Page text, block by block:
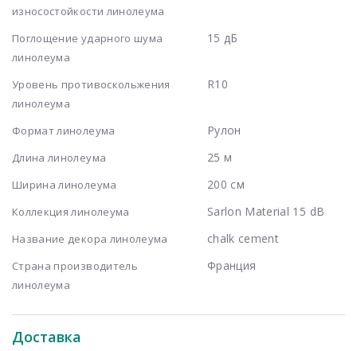
Доставка
износостойкости линолеума
Поглощение ударного шума
линолеума
15 дБ
Уровень противоскольжения
линолеума
R10
Формат линолеума Рулон
Длина линолеума 25 м
Ширина линолеума 200 см
Коллекция линолеума Sarlon Material 15 dB
Название декора линолеума chalk cement
Страна производитель
линолеума
Франция